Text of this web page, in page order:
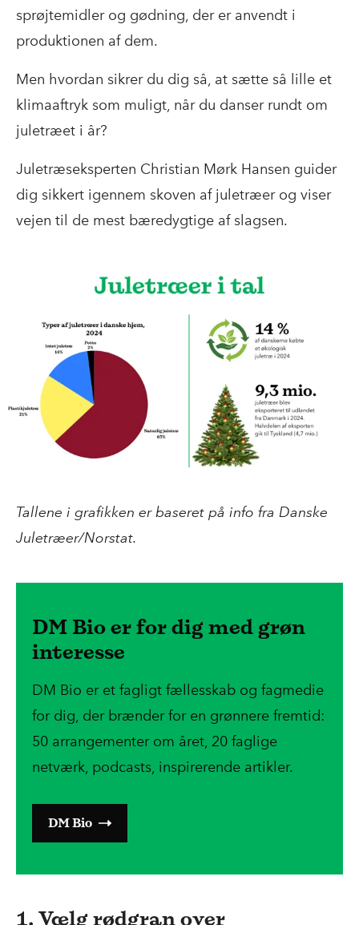
sprøjtemidler og gødning, der er anvendt i
produktionen af dem.
Men hvordan sikrer du dig så, at sætte så lille et
klimaaftryk som muligt, når du danser rundt om
juletræet i år?
Juletræseksperten Christian Mørk Hansen guider
dig sikkert igennem skoven af juletræer og viser
vejen til de mest bæredygtige af slagsen.
Tallene i grafikken er baseret på info fra Danske
Juletræer/Norstat.
DM Bio er for dig med grøn
interesse
DM Bio er et fagligt fællesskab og fagmedie
for dig, der brænder for en grønnere fremtid:
50 arrangementer om året, 20 faglige
netværk, podcasts, inspirerende artikler.
DM Bio
1. Vælg rødgran over